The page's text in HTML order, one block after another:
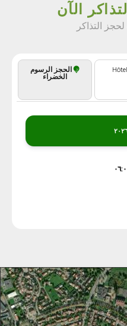
الآن
التذاكر
الحجز الرسوم
الخضراء